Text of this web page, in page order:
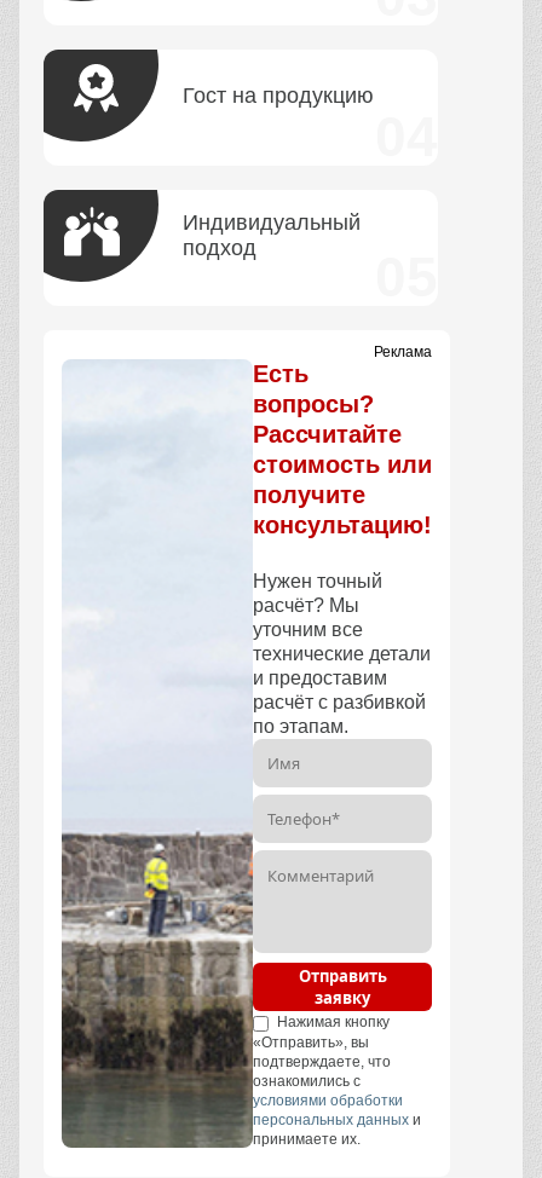
Гост на продукцию
Индивидуальный
подход
Реклама
Есть
вопросы?
Рассчитайте
стоимость или
получите
консультацию!
Нужен точный
расчёт? Мы
уточним все
технические детали
и предоставим
расчёт с разбивкой
по этапам.
Отправить
заявку
Нажимая кнопку
«Отправить», вы
подтверждаете, что
ознакомились с
условиями обработки
персональных данных и
принимаете их.